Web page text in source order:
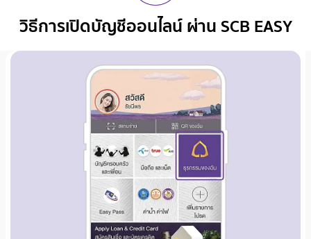
วิธีการเปิดบัญชีออนไลน์ผ่าน SCB EASY